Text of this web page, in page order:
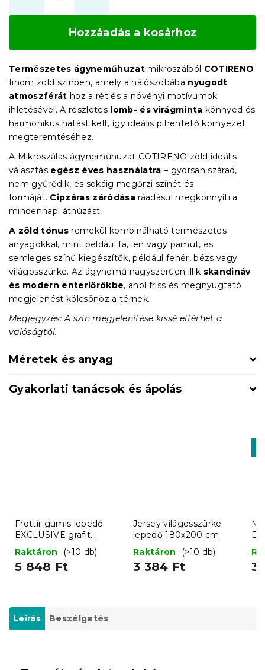
Hozzáadás a kosárhoz
Természetes ágyneműhuzat mikroszálból COTIRENO
finom zöld színben, amely a hálószobába nyugodt
atmoszférát hoz a rét és a növényi motívumok
ihletésével. A részletes lomb- és virágminta könnyed és
harmonikus hatást kelt, így ideális pihentető környezet
megteremtéséhez.
A Mikroszálas ágyneműhuzat COTIRENO zöld ideális
választás egész éves használatra – gyorsan szárad,
nem gyűrődik, és sokáig megőrzi színét és
formáját. Cipzáras záródása ráadásul megkönnyíti a
mindennapi áthúzást.
A zöld tónus remekül kombinálható természetes
anyagokkal, mint például fa, len vagy pamut, és
semleges színű kiegészítők, például fehér, bézs vagy
világosszürke. Az ágynemű nagyszerűen illik skandináv
és modern enteriőrökbe, ahol friss és megnyugtató
megjelenést kölcsönöz a térnek.
Megjegyzés: A szín megjelenítése kissé eltérhet a
valóságtól.
Méretek és anyag
Gyakorlati tanácsok és ápolás
Frottír gumis lepedő
EXCLUSIVE grafit
200x220 cm
Raktáron (>10 db)
5 848 Ft
Jersey világosszürke
lepedő 180x200 cm
Raktáron
(>10 db)
3 384 Ft 3
Leírás Beszélgetés